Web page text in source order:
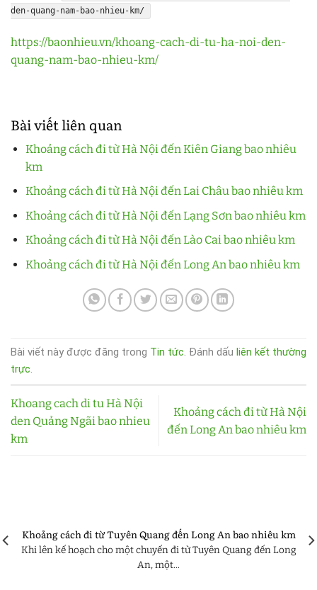
den-quang-nam-bao-nhieu-km/
https://baonhieu.vn/khoang-cach-di-tu-ha-noi-den-
quang-nam-bao-nhieu-km/
Bài viết liên quan
Khoảng cách đi từ Hà Nội đến Kiên Giang bao nhiêu
km
Khoảng cách đi từ Hà Nội đến Lai Châu bao nhiêu km
Khoảng cách đi từ Hà Nội đến Lạng Sơn bao nhiêu km
Khoảng cách đi từ Hà Nội đến Lào Cai bao nhiêu km
Khoảng cách đi từ Hà Nội đến Long An bao nhiêu km
Bài viết này được đăng trong Tin tức. Đánh dấu liên kết thường
trực.
Khoang cach di tu Hà Nội
den Quảng Ngãi bao nhieu
km
Khoảng cách đi từ Hà Nội
đến Long An bao nhiêu km
Khoảng cách đi từ Tuyên Quang đến Long An bao nhiêu km
Khi lên kế hoạch cho một chuyến đi từ Tuyên Quang đến Long
An, một...